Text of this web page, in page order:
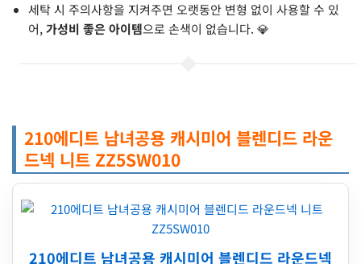
세탁 시 주의사항을 지켜주면 오랫동안 변형 없이 사용할 수 있
어,가성비 좋은 아이템으로 손색이 없습니다. 💎
210에디트 남녀공용 캐시미어 블렌디드 라운
드넥 니트 ZZ5SW010
210에디트 남녀공용 캐시미어 블렌디드 라운드넥